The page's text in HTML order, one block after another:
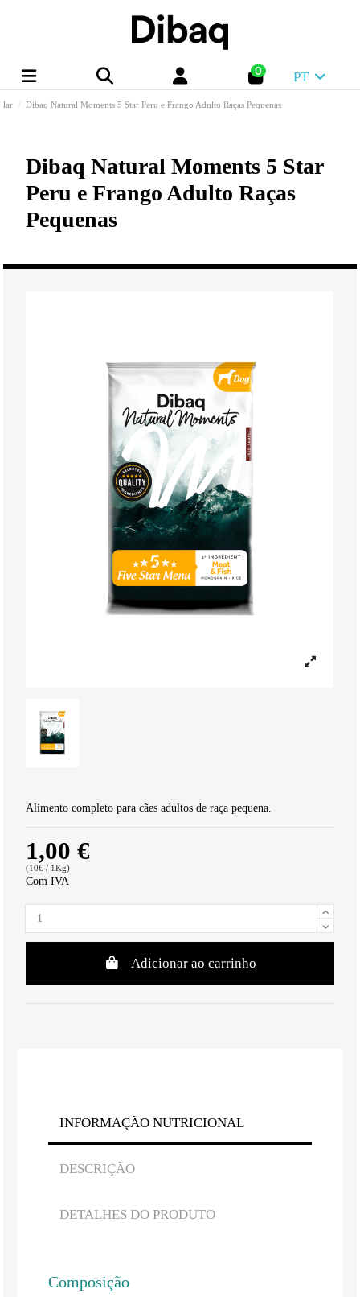
0 PT
lar Dibaq Natural Moments 5 Star Peru e Frango Adulto Raças Pequenas
Dibaq Natural Moments 5 Star
Peru e Frango Adulto Raças
Pequenas
Alimento completo para cães adultos de raça pequena.
1,00 €
(10€ / 1Kg)
Com IVA
Adicionar ao carrinho
INFORMAÇÃO NUTRICIONAL
DESCRIÇÃO
DETALHES DO PRODUTO
Composição